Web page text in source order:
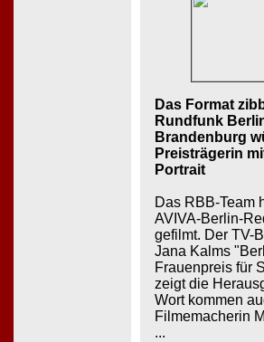
Das Format
Rundfunk
Brandenburg
Preisträgerin
Portrait
Das RBB-Team
AVIVA-Berlin-
gefilmt. Der TV-
Jana Kalms
Frauenpreis für
zeigt die
Wort kommen
Filmemacherin
...